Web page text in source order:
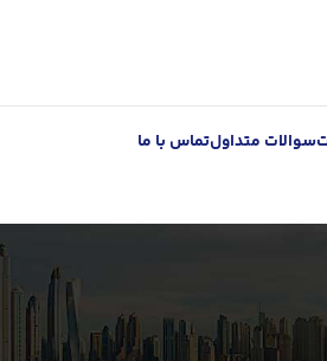
سوالات متداولتماس با ما